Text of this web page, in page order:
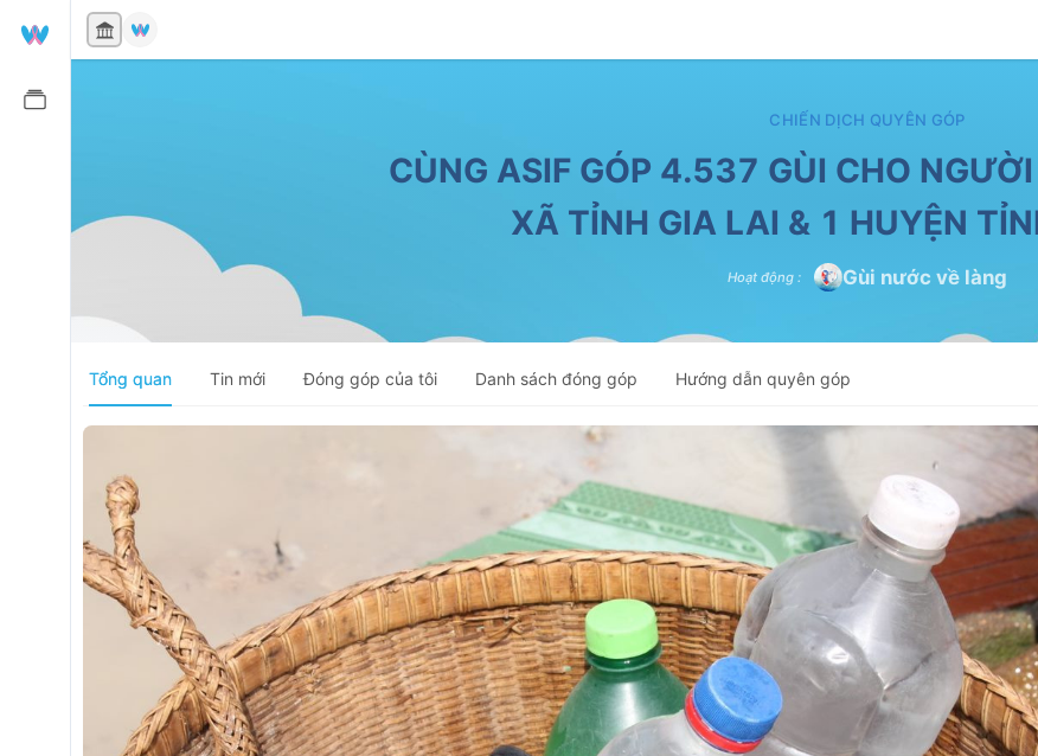
CHIẾN DỊCH QUYÊN GÓP
CÙNG ASIF GÓP 4.537 GÙI CHO
XÃ TỈNH GIA LAI & 1 HUYỆN
Hoạt động : Gùi nước về làng
Tổng quan Tin mới Đóng góp của tôi Danh sách đóng góp Hướng dẫn quyên góp